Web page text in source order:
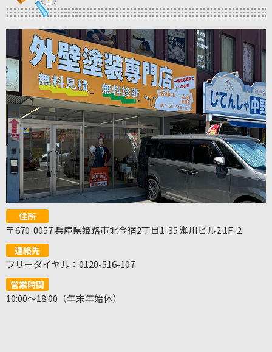
住所
〒670-0057 兵庫県姫路市北今宿2丁目1-35 瀬川ビル2 1F-2
連絡先
フリーダイヤル：0120-516-107
営業時間
10:00～18:00（年末年始休）